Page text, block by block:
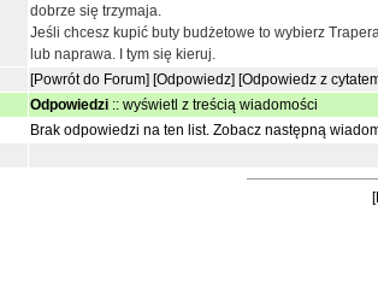
dobrze się trzymaja.
Jeśli chcesz kupić buty budżetowe to wybierz
lub naprawa. I tym się kieruj.
[Powrót do Forum] [Odpowiedz] [Odpowiedz z
Odpowiedzi :: wyświetl z treścią wiadomości
Brak odpowiedzi na ten list. Zobacz następną